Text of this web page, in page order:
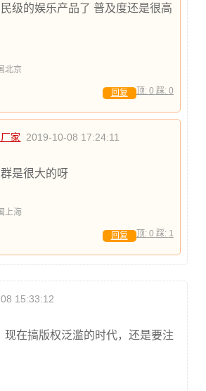
级的娱乐产品了 普及度还是很高
北京
顶: 0 踩: 0
回复
家 2019-10-08 17:24:11
是很大的呀
上海
顶: 0 踩: 1
回复
15:33:12
现在搞版权泛滥的时代，还是要注